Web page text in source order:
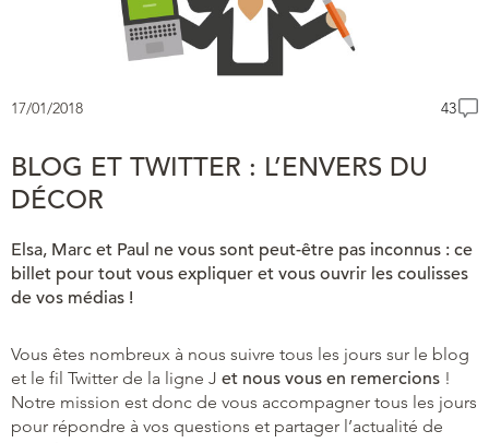
17/01/2018 43
BLOG ET TWITTER : L’ENVERS DU
DÉCOR
Elsa, Marc et Paul ne vous sont peut-être pas inconnus : ce
billet pour tout vous expliquer et vous ouvrir les coulisses
de vos médias !
Vous êtes nombreux à nous suivre tous les jours sur le blog
et le fil Twitter de la ligne J et nous vous en remercions !
Notre mission est donc de vous accompagner tous les jours
pour répondre à vos questions et partager l’actualité de